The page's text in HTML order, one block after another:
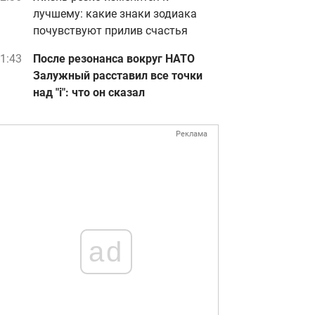
лучшему: какие знаки зодиака
почувствуют прилив счастья
После резонанса вокруг НАТО
Залужный расставил все точки
над "i": что он сказал
Реклама
ad